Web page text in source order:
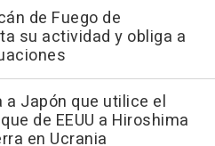
de Fuego de
su actividad y obliga a
a Japón que utilice el
de EEUU a Hiroshima
en Ucrania